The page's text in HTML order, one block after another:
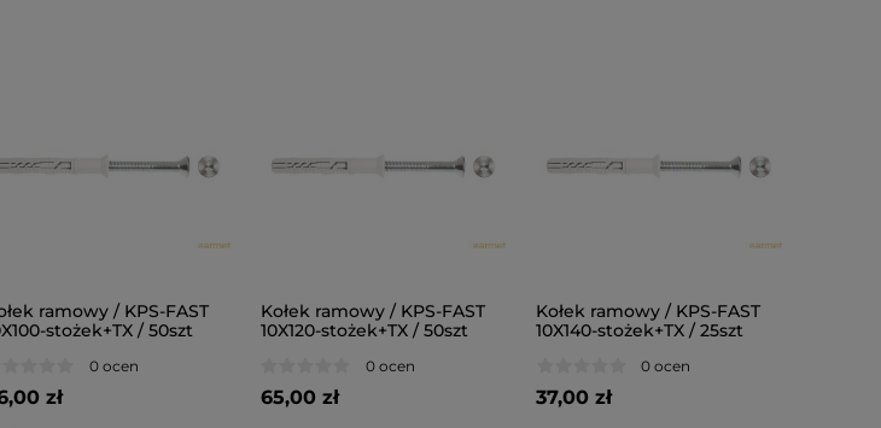
ramowy / KPS-FAST
stożek+TX / 50szt
0 ocen
zł
Kołek ramowy / KPS-FAST
10X120-stożek+TX / 50szt
0 ocen
65,00 zł
Kołek ramowy / KPS-FAST
10X140-stożek+TX / 25szt
0 ocen
37,00 zł